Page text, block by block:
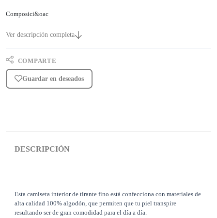
Composici&oac
Ver descripción completa
COMPARTE
Guardar en deseados
DESCRIPCIÓN
Esta camiseta interior de tirante fino está confecciona con materiales de
alta calidad 100% algodón, que permiten que tu piel transpire
resultando ser de gran comodidad para el día a día.